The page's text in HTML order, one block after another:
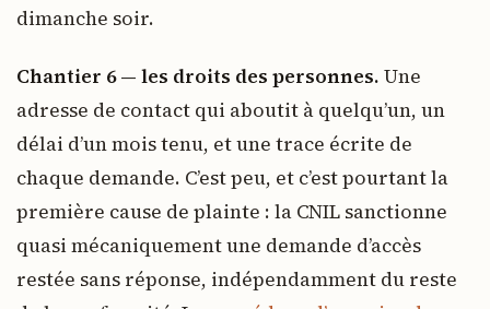
dimanche soir.
Chantier 6 — les droits des personnes. Une
adresse de contact qui aboutit à quelqu’un, un
délai d’un mois tenu, et une trace écrite de
chaque demande. C’est peu, et c’est pourtant la
première cause de plainte : la CNIL sanctionne
quasi mécaniquement une demande d’accès
restée sans réponse, indépendamment du reste